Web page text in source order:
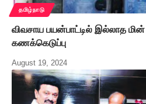
தமிழ்நாடு
விவசாய பயன்பாட்டில் இல்லாத
கணக்கெடுப்பு
August 19, 2024